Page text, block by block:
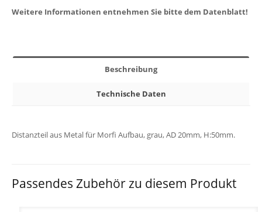
Weitere Informationen entnehmen Sie bitte dem Datenblatt!
Beschreibung
Technische Daten
Distanzteil aus Metal für Morfi Aufbau, grau, AD 20mm, H:50mm.
Passendes Zubehör zu diesem Produkt